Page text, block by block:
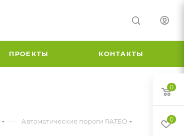
ПРОЕКТЫ КОНТАКТЫ
— Автоматические пороги RATEO
0
0